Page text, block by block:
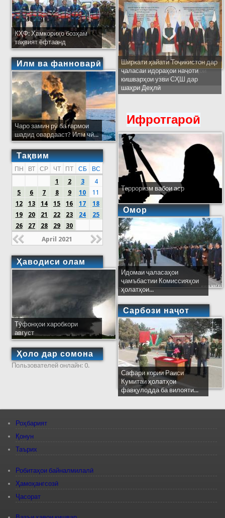
КҲФ: Ҳамкориҳо бозҳам
тақвият ёфтаанд
Илм ва фанноварӣ
Чаро замин рӯ ба гармои
шадид овардааст? Илм чӣ...
Тақвим
ПН ВТ СР ЧТ ПТ СБ
ВС
1
2 3
4
5
6 7 8 9 10
11
12
13 14 15 16 17
18
19
20 21 22 23 24
25
26
27 28 29 30
April 2021
Ҳаводиси олам
Тӯфонҳои харобкори
август
Ҳоло дар сомона
Пользователей онлайн: 0.
Ширкати ҳайати Тоҷикистон дар
ҷаласаи идораҳои наҷоти
кишварҳои узви СҲШ дар
шаҳри Деҳлӣ
Ифротгароӣ
Терроризм вабои аср
Омор
Идомаи ҷаласаҳои
ҷамъбастии Комиссияҳои
ҳолатҳои...
Сарбози наҷот
Сафари кории Раиси
Кумитаи ҳолатҳои
фавқулодда ба вилояти...
Роҳбарият
Қонун
Таърих
Робитаҳои байналмилалӣ
Ҳамоҳангсозӣ
Ҷасорат